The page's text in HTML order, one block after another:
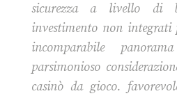
sicurezza a livello di
investimento non integrati
incomparabile
parsimonioso
casinò da gioco.